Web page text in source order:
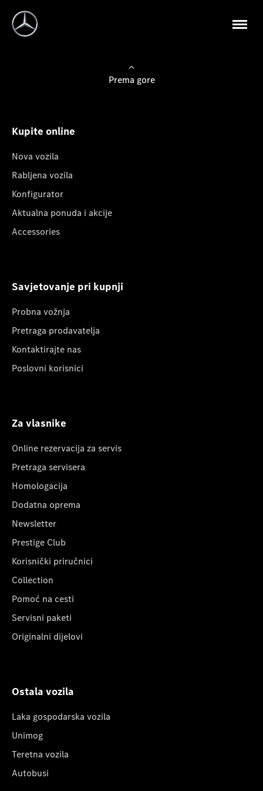
Prema gore
Kupite online
Nova vozila
Rabljena vozila
Konfigurator
Aktualna ponuda i akcije
Accessories
Savjetovanje pri kupnji
Probna vožnja
Pretraga prodavatelja
Kontaktirajte nas
Poslovni korisnici
Za vlasnike
Online rezervacija za servis
Pretraga servisera
Homologacija
Dodatna oprema
Newsletter
Prestige Club
Korisnički priručnici
Collection
Pomoć na cesti
Servisni paketi
Originalni dijelovi
Ostala vozila
Laka gospodarska vozila
Unimog
Teretna vozila
Autobusi